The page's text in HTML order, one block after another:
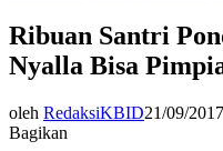
Ribuan Santri
Nyalla Bisa
oleh RedaksiKBID21/09/2017
Bagikan